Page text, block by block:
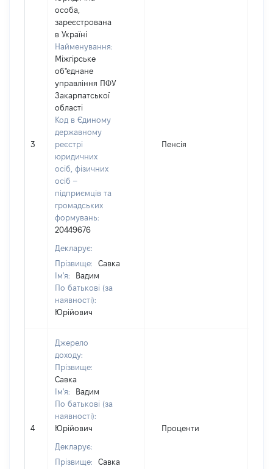
3
особа,
зареєстрована
в Україні
Найменування:
Міжгірське
об"єднане
управління ПФУ
Закарпатської
області
Код в Єдиному
державному
реєстрі
юридичних
осіб, фізичних
осіб –
підприємців та
громадських
формувань:
20449676
Декларує:
Прізвище:
Савка
Ім'я:
Вадим
По батькові (за
наявності):
Юрійович
Пенсія
4
Джерело
доходу:
Прізвище:
Савка
Ім'я:
Вадим
По батькові (за
наявності):
Юрійович
Декларує:
Прізвище:
Савка
Проценти